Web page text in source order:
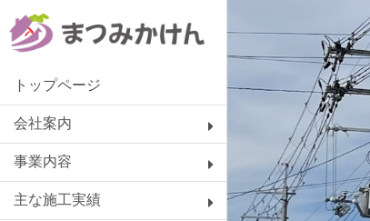
トップページ
会社案内
事業内容
主な施工実績